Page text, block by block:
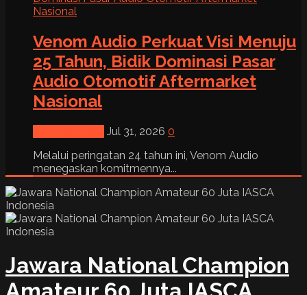
Venom Audio Perkuat Visi Menuju
25 Tahun, Bidik Dominasi Pasar
Audio Otomotif Aftermarket
Nasional
Jul 31, 2026 0
Melalui peringatan 24 tahun ini, Venom Audio
menegaskan komitmennya...
Jawara National Champion